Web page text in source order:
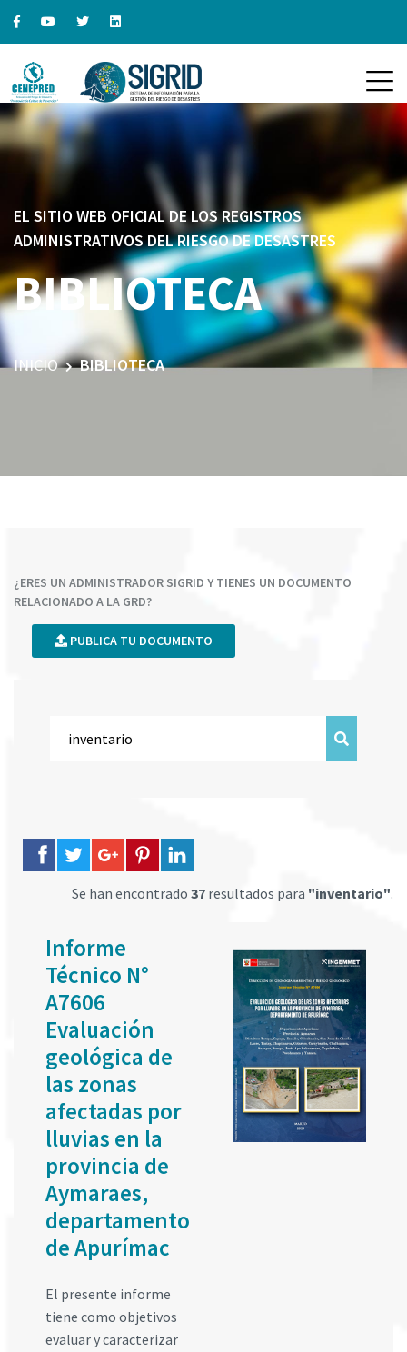
EL SITIO WEB OFICIAL DE LOS REGISTROS
ADMINISTRATIVOS DEL RIESGO DE DESASTRES
BIBLIOTECA
INICIO BIBLIOTECA
¿ERES UN ADMINISTRADOR SIGRID Y TIENES UN DOCUMENTO
RELACIONADO A LA GRD?
PUBLICA TU DOCUMENTO
Se han encontrado 37 resultados para "inventario".
Informe
Técnico N°
A7606
Evaluación
geológica de
las zonas
afectadas por
lluvias en la
provincia de
Aymaraes,
departamento
de Apurímac
El presente informe
tiene como objetivos
evaluar y caracterizar